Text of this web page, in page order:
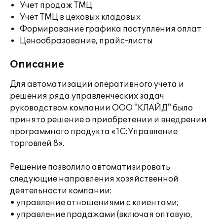
Учет продаж ТМЦ
Учет ТМЦ в цеховых кладовых
Формирование графика поступления оплат
Ценообразование, прайс-листы
Описание
Для автоматизации оперативного учета и
решения ряда управленческих задач
руководством компании ООО "КЛАЙД" было
принято решение о приобретении и внедрении
программного продукта «1С:Управление
торговлей 8».
Решение позволило автоматизировать
следующие направления хозяйственной
деятельности компании:
• управление отношениями с клиентами;
• управление продажами (включая оптовую,